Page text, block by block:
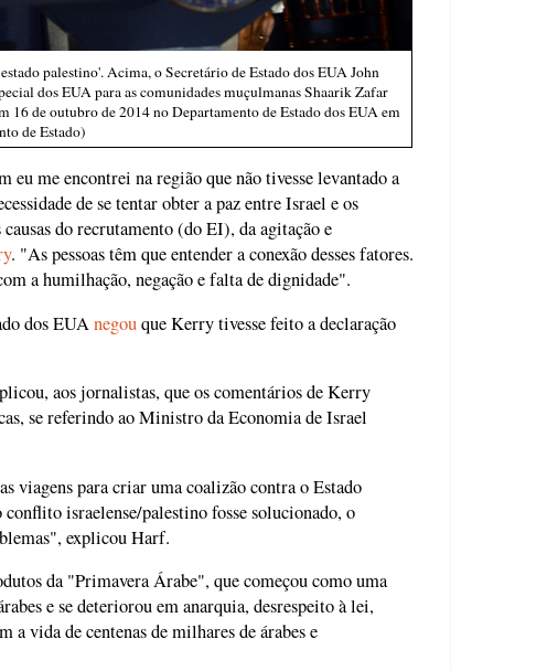
palestino'. Acima, o Secretário de Estado dos EUA John
dos EUA para as comunidades muçulmanas Shaarik Zafar
16 de outubro de 2014 no Departamento de Estado dos EUA em
de Estado)
eu me encontrei na região que não tivesse levantado a
de se tentar obter a paz entre Israel e os
do recrutamento (do EI), da agitação e
. "As pessoas têm que entender a conexão desses fatores.
a humilhação, negação e falta de dignidade".
dos EUAnegouque Kerry tivesse feito a declaração
aos jornalistas, que os comentários de Kerry
se referindo ao Ministro da Economia de Israel
viagens para criar uma coalizão contra o Estado
israelense/palestino fosse solucionado, o
explicou Harf.
da "Primavera Árabe", que começou como uma
e se deteriorou em anarquia, desrespeito à lei,
a vida de centenas de milhares de árabes e